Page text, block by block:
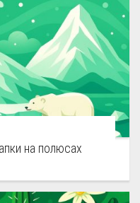
на полюсах